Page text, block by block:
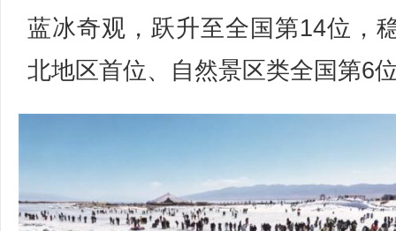
蓝冰奇观，跃升至全国第14位，
北地区首位、自然景区类全国第6